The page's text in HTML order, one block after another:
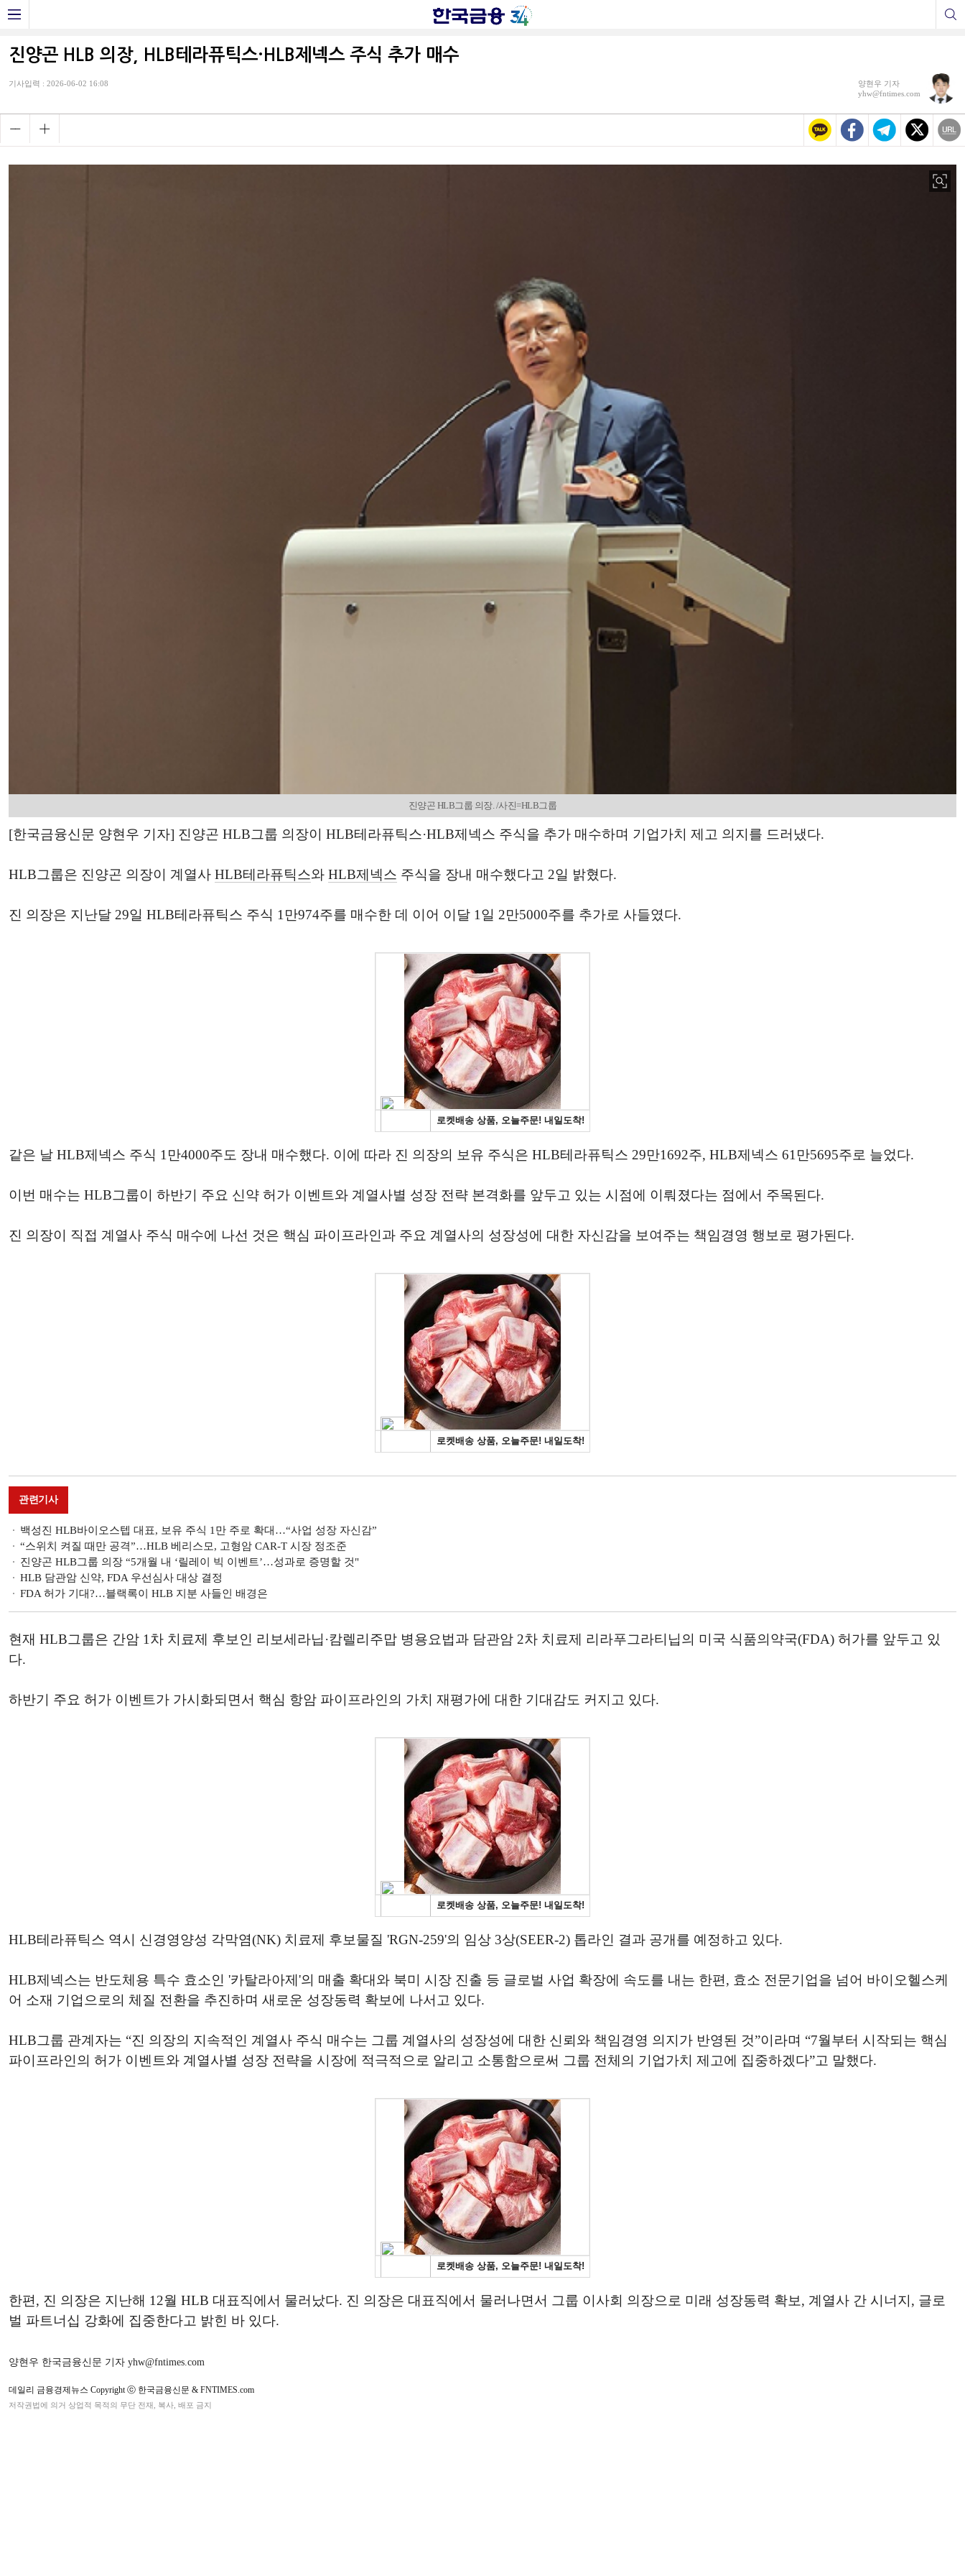
진양곤 HLB 의장, HLB테라퓨틱스·HLB제넥스 주식 추가 매수
기사입력 : 2026-06-02 16:08
양현우 기자
yhw@fntimes.com
진양곤 HLB그룹 의장. /사진=HLB그룹
[한국금융신문 양현우 기자] 진양곤 HLB그룹 의장이 HLB테라퓨틱스·HLB제넥스 주식을 추가 매수하며 기업가치 제고 의지를 드러냈다.
HLB그룹은 진양곤 의장이 계열사 HLB테라퓨틱스와 HLB제넥스 주식을 장내 매수했다고 2일 밝혔다.
진 의장은 지난달 29일 HLB테라퓨틱스 주식 1만974주를 매수한 데 이어 이달 1일 2만5000주를 추가로 사들였다.
같은 날 HLB제넥스 주식 1만4000주도 장내 매수했다. 이에 따라 진 의장의 보유 주식은 HLB테라퓨틱스 29만1692주, HLB제넥스 61만5695주로 늘었다.
이번 매수는 HLB그룹이 하반기 주요 신약 허가 이벤트와 계열사별 성장 전략 본격화를 앞두고 있는 시점에 이뤄졌다는 점에서 주목된다.
진 의장이 직접 계열사 주식 매수에 나선 것은 핵심 파이프라인과 주요 계열사의 성장성에 대한 자신감을 보여주는 책임경영 행보로 평가된다.
관련기사
백성진 HLB바이오스텝 대표, 보유 주식 1만 주로 확대…“사업 성장 자신감”
“스위치 켜질 때만 공격”…HLB 베리스모, 고형암 CAR-T 시장 정조준
진양곤 HLB그룹 의장 “5개월 내 ‘릴레이 빅 이벤트’…성과로 증명할 것"
HLB 담관암 신약, FDA 우선심사 대상 결정
FDA 허가 기대?…블랙록이 HLB 지분 사들인 배경은
현재 HLB그룹은 간암 1차 치료제 후보인 리보세라닙·캄렐리주맙 병용요법과 담관암 2차 치료제 리라푸그라티닙의 미국 식품의약국(FDA) 허가를 앞두고 있
다.
하반기 주요 허가 이벤트가 가시화되면서 핵심 항암 파이프라인의 가치 재평가에 대한 기대감도 커지고 있다.
HLB테라퓨틱스 역시 신경영양성 각막염(NK) 치료제 후보물질 'RGN-259'의 임상 3상(SEER-2) 톱라인 결과 공개를 예정하고 있다.
HLB제넥스는 반도체용 특수 효소인 '카탈라아제'의 매출 확대와 북미 시장 진출 등 글로벌 사업 확장에 속도를 내는 한편, 효소 전문기업을 넘어 바이오헬스케
어 소재 기업으로의 체질 전환을 추진하며 새로운 성장동력 확보에 나서고 있다.
HLB그룹 관계자는 “진 의장의 지속적인 계열사 주식 매수는 그룹 계열사의 성장성에 대한 신뢰와 책임경영 의지가 반영된 것”이라며 “7월부터 시작되는 핵심
파이프라인의 허가 이벤트와 계열사별 성장 전략을 시장에 적극적으로 알리고 소통함으로써 그룹 전체의 기업가치 제고에 집중하겠다”고 말했다.
한편, 진 의장은 지난해 12월 HLB 대표직에서 물러났다. 진 의장은 대표직에서 물러나면서 그룹 이사회 의장으로 미래 성장동력 확보, 계열사 간 시너지, 글로
벌 파트너십 강화에 집중한다고 밝힌 바 있다.
양현우 한국금융신문 기자 yhw@fntimes.com
데일리 금융경제뉴스 Copyright ⓒ 한국금융신문 & FNTIMES.com
저작권법에 의거 상업적 목적의 무단 전재, 복사, 배포 금지